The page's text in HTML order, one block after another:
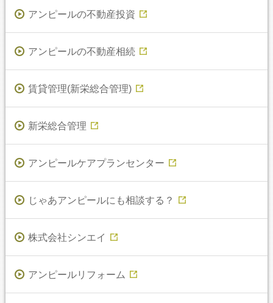
アンピールの不動産投資
アンピールの不動産相続
賃貸管理(新栄総合管理)
新栄総合管理
アンピールケアプランセンター
じゃあアンピールにも相談する？
株式会社シンエイ
アンピールリフォーム